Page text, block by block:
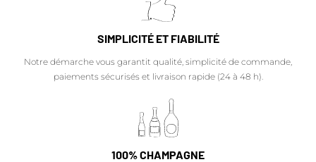
SIMPLICITÉ ET FIABILITÉ
Notre démarche vous garantit qualité, simplicité de commande,
paiements sécurisés et livraison rapide (24 à 48 h).
100% CHAMPAGNE